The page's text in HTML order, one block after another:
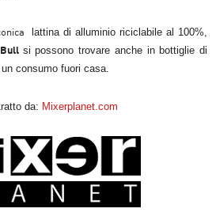
lattina di alluminio riciclabile al 100%,
Bull si possono trovare anche in bottiglie di
consumo fuori casa.
da: Mixerplanet.com